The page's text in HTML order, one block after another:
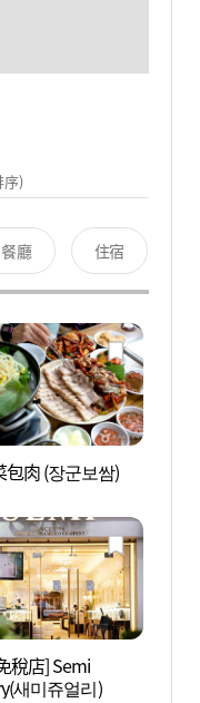
序)
餐廳 住宿
包肉 (장군보쌈)
稅店] Semi
새미쥬얼리)